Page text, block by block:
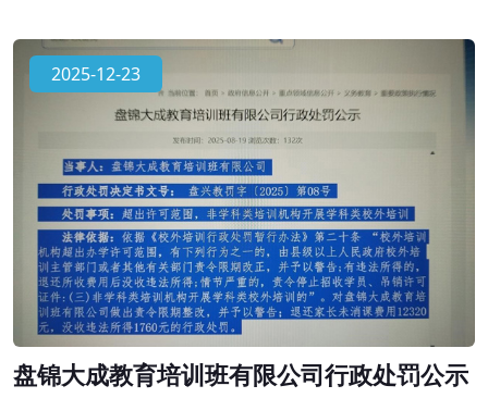
《校外培训行政处罚暂行办法》第二十条 “校外培训机构超
出办学许可范围，有下列行为之一的，由县级以上人民政府
校外培训主管部门或者其他有关部门责令限期改正，并予以
警告;有违法所得的，退还所收费用后没收违法所得;情节严重
的，责令停止招收学员、吊销
2025-12-23
盘锦大成教育培训班有限公司行政处罚公示